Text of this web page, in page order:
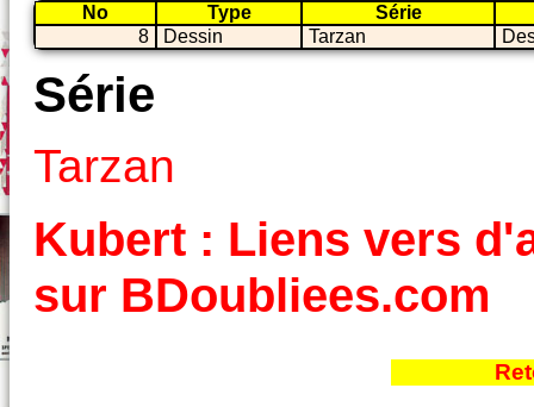
No Type
Série
8
Dessin Tarzan
Série
Tarzan
Kubert : Liens vers
sur BDoubliees.com